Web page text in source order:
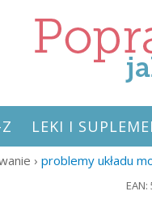
LEKI I
› problemy układu